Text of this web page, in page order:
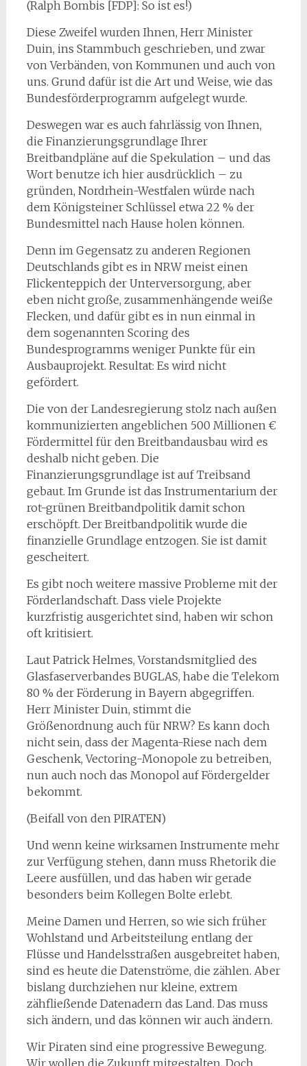
(Ralph Bombis [FDP]: So ist es!)
Diese Zweifel wurden Ihnen, Herr Minister
Duin, ins Stammbuch geschrieben, und zwar
von Verbänden, von Kommunen und auch von
uns. Grund dafür ist die Art und Weise, wie das
Bundesförderprogramm aufgelegt wurde.
Deswegen war es auch fahrlässig von Ihnen,
die Finanzierungsgrundlage Ihrer
Breitbandpläne auf die Spekulation – und das
Wort benutze ich hier ausdrücklich – zu
gründen, Nordrhein-Westfalen würde nach
dem Königsteiner Schlüssel etwa 22 % der
Bundesmittel nach Hause holen können.
Denn im Gegensatz zu anderen Regionen
Deutschlands gibt es in NRW meist einen
Flickenteppich der Unterversorgung, aber
eben nicht große, zusammenhängende weiße
Flecken, und dafür gibt es in nun einmal in
dem sogenannten Scoring des
Bundesprogramms weniger Punkte für ein
Ausbauprojekt. Resultat: Es wird nicht
gefördert.
Die von der Landesregierung stolz nach außen
kommunizierten angeblichen 500 Millionen €
Fördermittel für den Breitbandausbau wird es
deshalb nicht geben. Die
Finanzierungsgrundlage ist auf Treibsand
gebaut. Im Grunde ist das Instrumentarium der
rot-grünen Breitbandpolitik damit schon
erschöpft. Der Breitbandpolitik wurde die
finanzielle Grundlage entzogen. Sie ist damit
gescheitert.
Es gibt noch weitere massive Probleme mit der
Förderlandschaft. Dass viele Projekte
kurzfristig ausgerichtet sind, haben wir schon
oft kritisiert.
Laut Patrick Helmes, Vorstandsmitglied des
Glasfaserverbandes BUGLAS, habe die Telekom
80 % der Förderung in Bayern abgegriffen.
Herr Minister Duin, stimmt die
Größenordnung auch für NRW? Es kann doch
nicht sein, dass der Magenta-Riese nach dem
Geschenk, Vectoring-Monopole zu betreiben,
nun auch noch das Monopol auf Fördergelder
bekommt.
(Beifall von den PIRATEN)
Und wenn keine wirksamen Instrumente mehr
zur Verfügung stehen, dann muss Rhetorik die
Leere ausfüllen, und das haben wir gerade
besonders beim Kollegen Bolte erlebt.
Meine Damen und Herren, so wie sich früher
Wohlstand und Arbeitsteilung entlang der
Flüsse und Handelsstraßen ausgebreitet haben,
sind es heute die Datenströme, die zählen. Aber
bislang durchziehen nur kleine, extrem
zähfließende Datenadern das Land. Das muss
sich ändern, und das können wir auch ändern.
Wir Piraten sind eine progressive Bewegung.
Wir wollen die Zukunft mitgestalten. Doch